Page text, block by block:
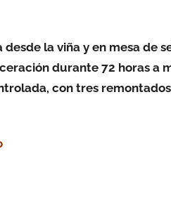
desde la viña y en mesa de
durante 72 horas a
con tres